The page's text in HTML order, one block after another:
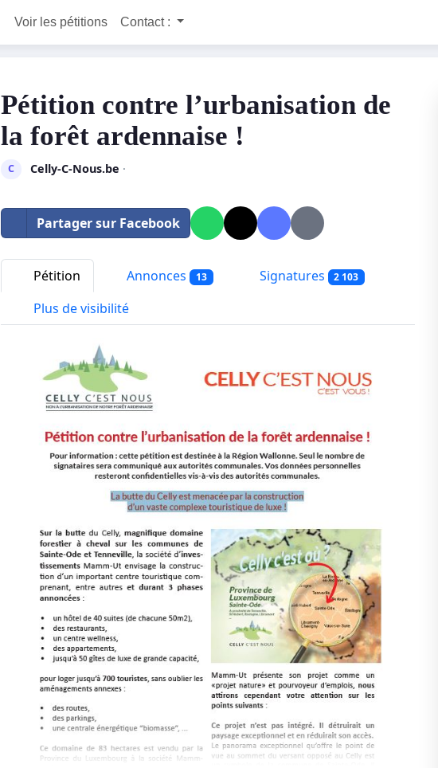
Voir les pétitions Contact :
Pétition contre l’urbanisation de
la forêt ardennaise !
C Celly-C-Nous.be ·
Partager sur Facebook
Pétition Annonces 13 Signatures 2 103
Plus de visibilité